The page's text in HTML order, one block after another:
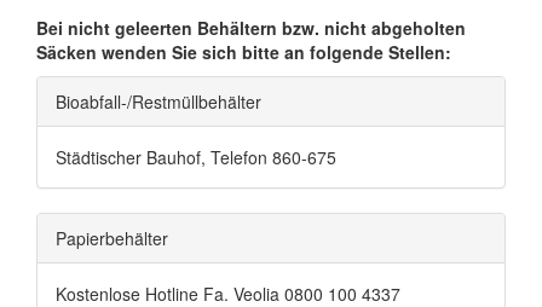
Bei nicht geleerten Behältern bzw. nicht abgeholten
Säcken wenden Sie sich bitte an folgende Stellen:
Bioabfall-/Restmüllbehälter
Städtischer Bauhof, Telefon 860-675
Papierbehälter
Kostenlose Hotline Fa. Veolia 0800 100 4337